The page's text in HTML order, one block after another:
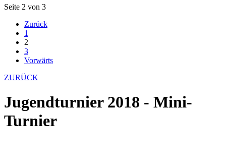
Seite 2 von 3
Zurück
1
2
3
Vorwärts
ZURÜCK
Jugendturnier 2018 - Mini-
Turnier